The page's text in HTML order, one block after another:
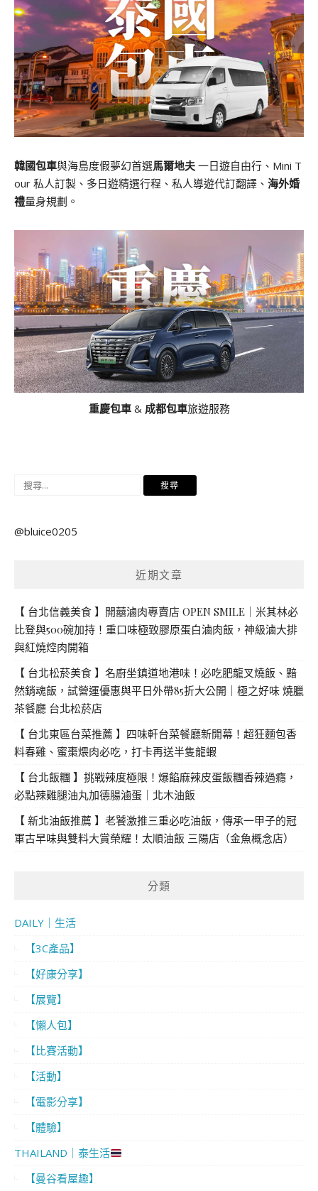
韓國包車與海島度假夢幻首選馬爾地夫 一日遊自由行、Mini T
our 私人訂製、多日遊精選行程、私人導遊代訂翻譯、 海外婚
禮量身規劃。
重慶包車& 成都包車旅遊服務
搜
鍵
@bluice0205
近期文章
【 台北信義美食 】開囍滷肉專賣店 OPEN SMILE｜米其林必
比登與500碗加持！重口味極致膠原蛋白滷肉飯，神級滷大排
與紅燒焢肉開箱
【 台北松菸美食 】名廚坐鎮道地港味！必吃肥龍叉燒飯、黯
然銷魂飯，試營運優惠與平日外帶85折大公開｜極之好味 燒臘
茶餐廳 台北松菸店
【 台北東區台菜推薦 】四味軒台菜餐廳新開幕！超狂麵包香
料春雞、蜜棗煨肉必吃，打卡再送半隻龍蝦
【 台北飯糰 】挑戰辣度極限！爆餡麻辣皮蛋飯糰香辣過癮，
必點辣雞腿油丸加德腸滷蛋｜北木油飯
【 新北油飯推薦 】老饕激推三重必吃油飯，傳承一甲子的冠
軍古早味與雙料大賞榮耀！太順油飯 三陽店（金魚概念店）
分類
DAILY｜生活
【3C產品】
【好康分享】
【展覽】
【懶人包】
【比賽活動】
【活動】
【電影分享】
【體驗】
THAILAND｜泰生活
【曼谷看屋趣】